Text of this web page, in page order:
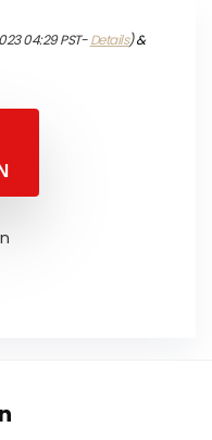
04:29 PST-Details)&